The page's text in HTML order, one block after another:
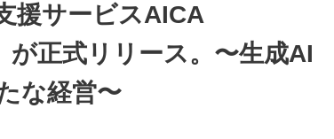
援サービスAICA
正式リリース。〜生成AI
な経営〜